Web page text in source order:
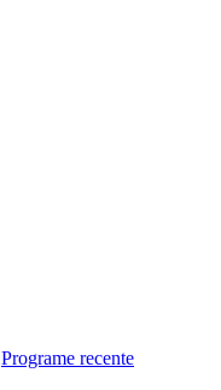
Programe recente